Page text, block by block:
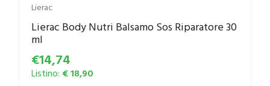
Lierac
Lierac Body Nutri Balsamo Sos Riparatore 30
ml
€14,74
Listino: € 18,90